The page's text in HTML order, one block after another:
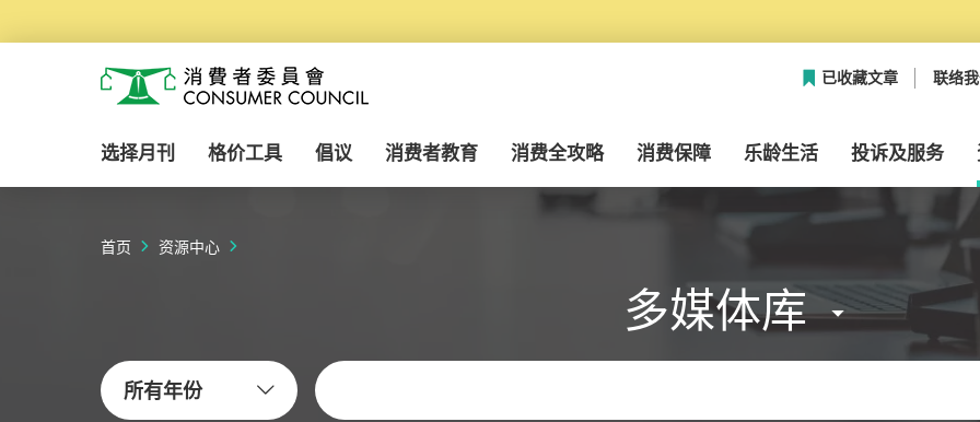
消费者委员会
已收藏文章 联络
选择月刊 格价工具 倡议 消费者教育 消费全攻略 消费保障 乐龄生活 投诉及服务
首页 资源中心
多媒体库
所有年份
关键字